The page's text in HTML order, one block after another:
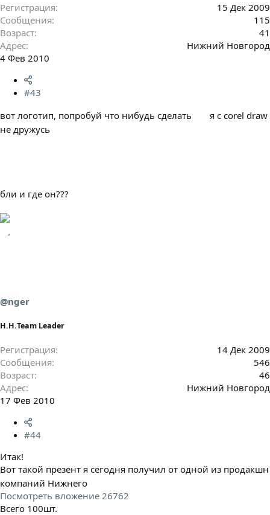
Регистрация
15 Дек 2009
Сообщения
115
Возраст
41
Адрес
Нижний Новгород
4 Фев 2010
#43
вот логотип, попробуй что нибудь сделать
я с corel draw
не дружусь
бли и где он???
@nger
Н.Н.Team Leader
Регистрация
14 Дек 2009
Сообщения
546
Возраст
46
Адрес
Нижний Новгород
17 Фев 2010
#44
Итак!
Вот такой презент я сегодня получил от одной из продакшн
компаний Нижнего
Посмотреть вложение 26762
Всего 100шт.